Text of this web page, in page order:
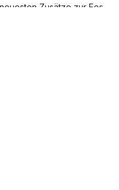
Zusätze zur Eos-